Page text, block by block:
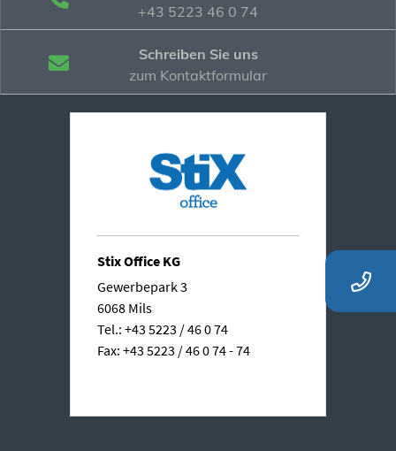
+43 5223 46 0 74
Schreiben Sie uns
zum Kontaktformular
Stix Office KG
Gewerbepark 3
6068 Mils
Tel.: +43 5223 / 46 0 74
Fax: +43 5223 / 46 0 74 - 74